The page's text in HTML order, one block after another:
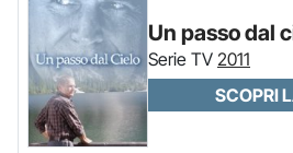
Un passo dal
Serie TV 2011
SCOPRI